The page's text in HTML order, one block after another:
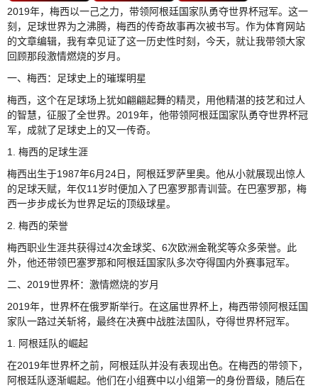
2019年，梅西以一己之力，带领阿根廷国家队勇夺世界杯冠军。这一
刻，足球世界为之沸腾，梅西的传奇故事再次被书写。作为体育网站
的文章编辑，我有幸见证了这一历史性时刻，今天，就让我带领大家
回顾那段激情燃烧的岁月。
一、梅西：足球史上的璀璨明星
梅西，这个在足球场上犹如翩翩起舞的精灵，用他精湛的技艺和过人
的智慧，征服了全世界。2019年，他带领阿根廷国家队勇夺世界杯冠
军，成就了足球史上的又一传奇。
1. 梅西的足球生涯
梅西出生于1987年6月24日，阿根廷罗萨里奥。他从小就展现出惊人
的足球天赋，年仅11岁时便加入了巴塞罗那青训营。在巴塞罗那，梅
西一步步成长为世界足坛的顶级球星。
2. 梅西的荣誉
梅西职业生涯共获得过4次金球奖、6次欧洲金靴奖等众多荣誉。此
外，他还带领巴塞罗那和阿根廷国家队多次夺得国内外赛事冠军。
二、2019世界杯：激情燃烧的岁月
2019年，世界杯在俄罗斯举行。在这届世界杯上，梅西带领阿根廷国
家队一路过关斩将，最终在决赛中战胜法国队，夺得世界杯冠军。
1. 阿根廷队的崛起
在2019年世界杯之前，阿根廷队并没有表现出色。在梅西的带领下，
阿根廷队逐渐崛起。他们在小组赛中以小组第一的身份晋级，随后在